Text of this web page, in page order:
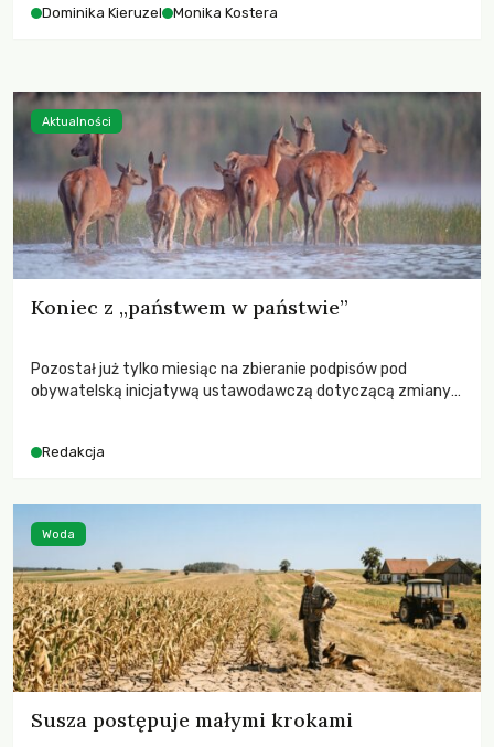
Dominika Kieruzel Monika Kostera
Koniec z „państwem w państwie”
Pozostał już tylko miesiąc na zbieranie podpisów pod
obywatelską inicjatywą ustawodawczą dotyczącą zmiany
niezwykle korzystne rozwiązania dla przyrody i zwierząt,
funkcjonowania łowiectwa w Polsce.
Redakcja
Aktualności
Susza postępuje małymi krokami
Woda